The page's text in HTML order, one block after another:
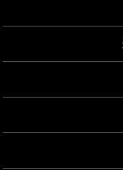
< 次のページへ
前のページへ >